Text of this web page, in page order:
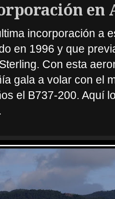
en
incorporación a
en 1996 y que
Con esta
gala a volar con el
el B737-200. Aquí